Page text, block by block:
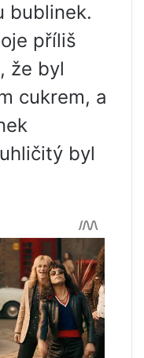
bublinek.
příliš
že byl
cukrem, a
byl